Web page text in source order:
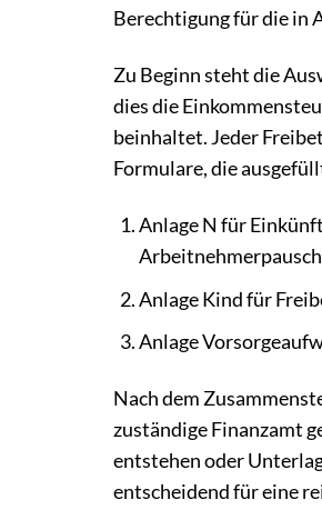
Berechtigung für die in
Zu Beginn steht die
dies die
beinhaltet. Jeder
Formulare, die
Anlage N für
Anlage Kind für
Anlage
Nach dem
zuständige Finanzamt
entstehen oder
entscheidend für eine